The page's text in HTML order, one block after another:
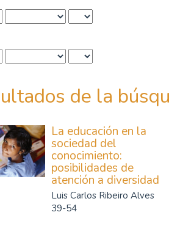
de la
La educación en la
sociedad del
conocimiento:
posibilidades de
atención a diversidad
Luis Carlos Ribeiro Alves
39-54